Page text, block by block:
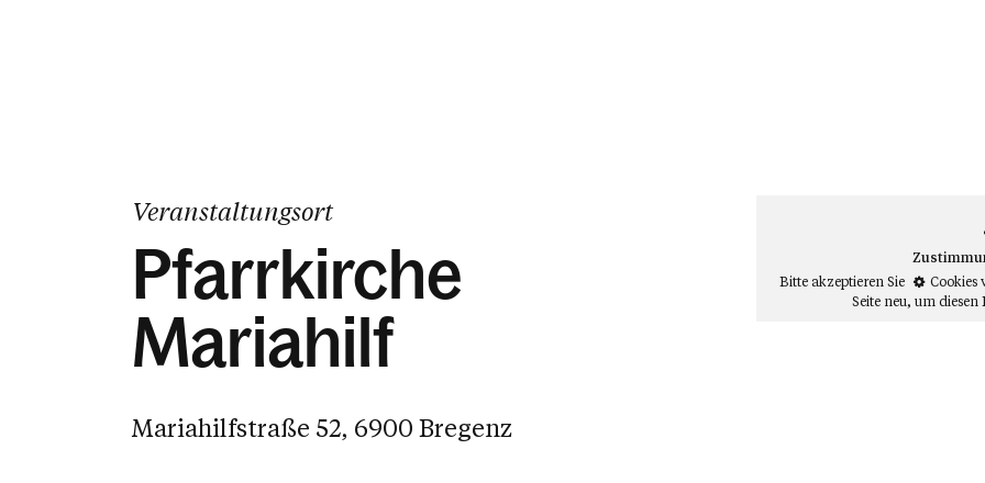
Veranstaltungsort
Pfarrkirche
Mariahilf
Mariahilfstraße 52, 6900 Bregenz
Bitte akzeptieren Sie
Cookies
Seite neu, um diesen